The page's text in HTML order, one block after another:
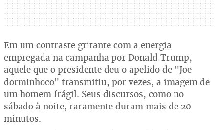
Em um contraste gritante com a energia
empregada na campanha por Donald Trump,
aquele que o presidente deu o apelido de "Joe
dorminhoco" transmitiu, por vezes, a imagem de
um homem frágil. Seus discursos, como no
sábado à noite, raramente duram mais de 20
minutos.